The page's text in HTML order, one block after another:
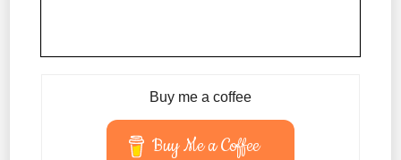
Buy me a coffee
Buy Me a Coffee